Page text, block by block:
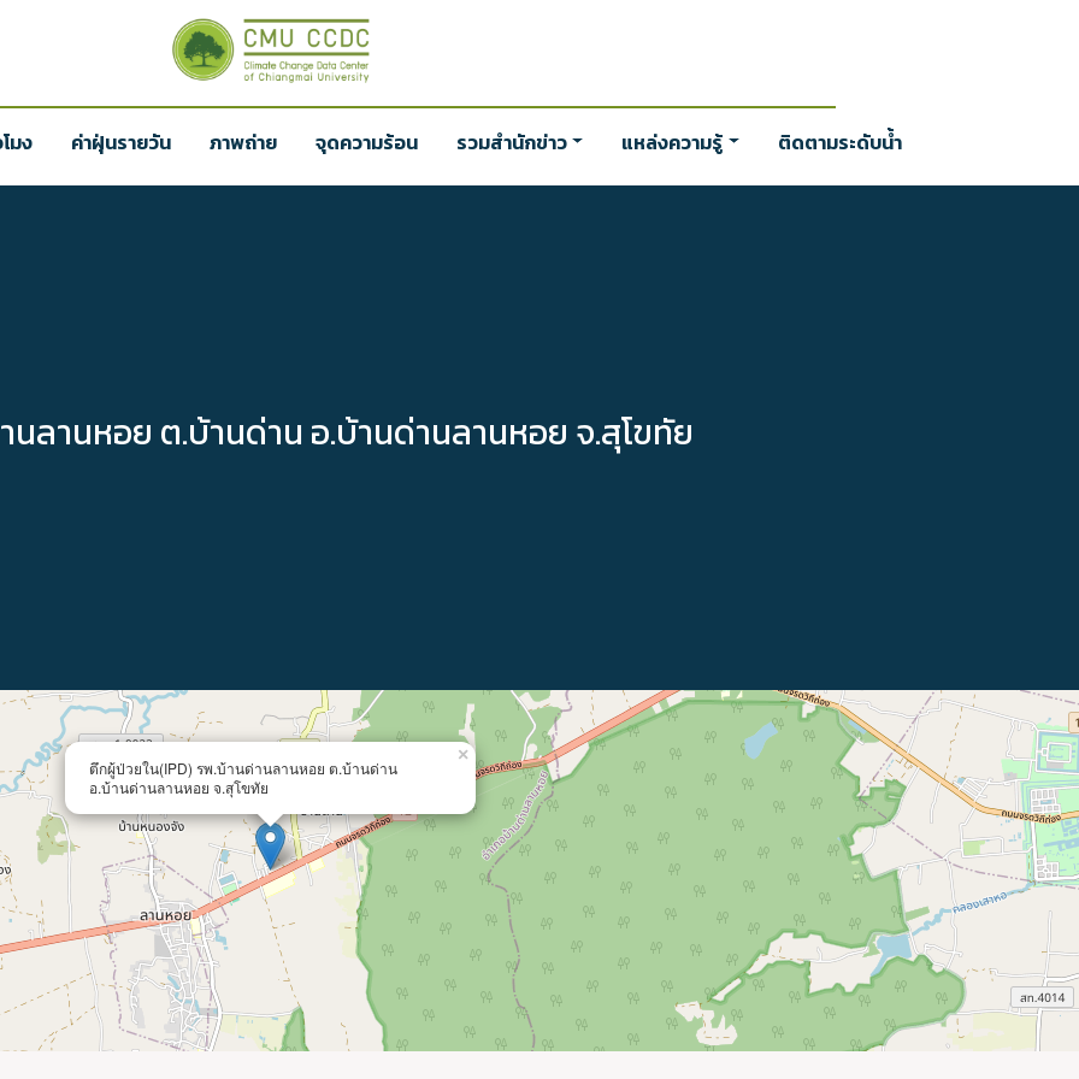
มง ค่าฝุ่นรายวัน ภาพถ่าย จุดความร้อน รวมสำนักข่าว แหล่งความรู้ ติดตามระดับน้ำ
ลานหอย ต.บ้านด่าน อ.บ้านด่านลานหอย จ.สุโขทัย
ตึกผู้ป่วยใน(IPD) รพ.บ้านด่านลานหอย ต.บ้านด่าน
อ.บ้านด่านลานหอย จ.สุโขทัย
×